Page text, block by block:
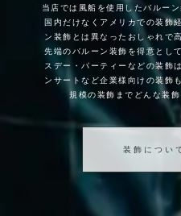
当店では風船を使用したバルー
国内だけなくアメリカでの装飾
ン装飾とは異なったおしゃれで
先端のバルーン装飾を得意とし
スデー・パーティーなどの装飾
ンサートなど企業様向けの装飾
規模の装飾までどんな装
装飾につい